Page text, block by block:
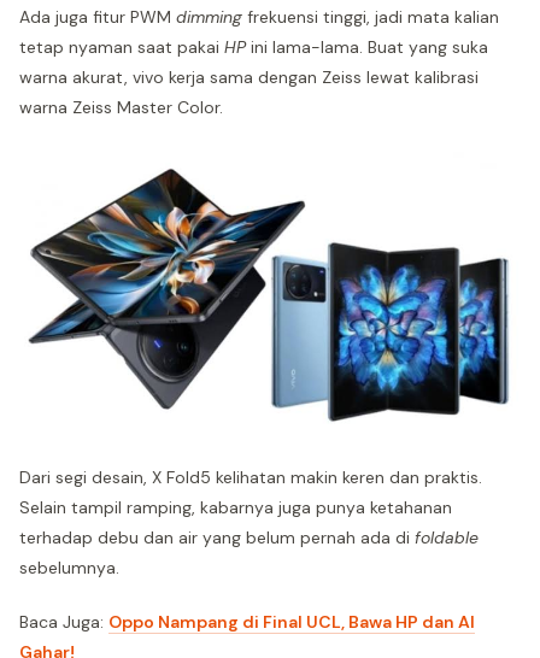
Ada juga fitur PWM dimming frekuensi tinggi, jadi mata kalian
tetap nyaman saat pakai HPini lama-lama. Buat yang suka
warna akurat, vivo kerja sama dengan Zeiss lewat kalibrasi
warna Zeiss Master Color.
Dari segi desain, X Fold5 kelihatan makin keren dan praktis.
Selain tampil ramping, kabarnya juga punya ketahanan
terhadap debu dan air yang belum pernah ada di foldable
sebelumnya.
Baca Juga: Oppo Nampang di Final UCL, Bawa HP dan AI
Gahar!